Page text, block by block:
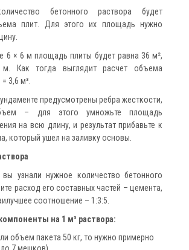
бетонного раствора будет
плит. Для этого их площадь нужно
6 × 6 м площадь плиты будет равна 36 м²,
Как тогда выглядит расчет объема
3,6 м³.
предусмотрены ребра жесткости,
– для этого умножьте площадь
на всю длину, и результат прибавьте к
который ушел на заливку основы.
узнали нужное количество бетонного
расход его составных частей – цемента,
соотношение – 1:3:5.
на 1 м³ раствора:
объем пакета 50 кг, то нужно примерно